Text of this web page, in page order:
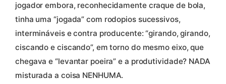
jogador embora, reconhecidamente craque de bola,
tinha uma “jogada” com rodopios sucessivos,
intermináveis e contra producente: “girando, girando,
ciscando e ciscando”, em torno do mesmo eixo, que
chegava e “levantar poeira” e a produtividade? NADA
misturada a coisa NENHUMA.